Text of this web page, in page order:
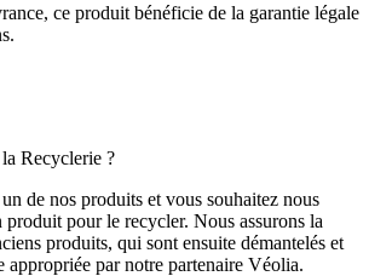
ce produit bénéficie de la garantie légale
Recyclerie ?
de nos produits et vous souhaitez nous
pour le recycler. Nous assurons la
produits, qui sont ensuite démantelés et
appropriée par notre partenaire Véolia.